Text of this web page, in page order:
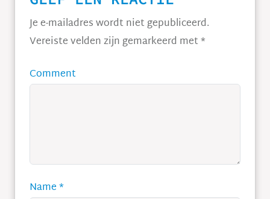
Je e-mailadres wordt niet gepubliceerd.
Vereiste velden zijn gemarkeerd met*
Comment
Name*